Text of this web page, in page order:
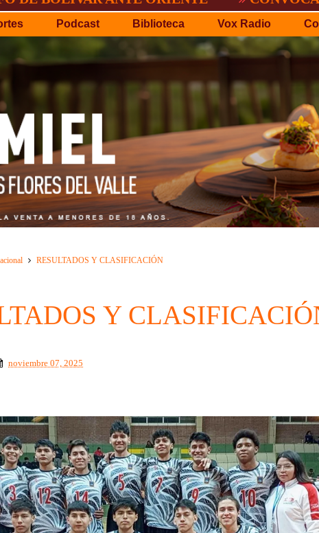
Podcast Biblioteca Vox Radio
RESULTADOS Y CLASIFICACIÓN
Y
noviembre 07, 2025